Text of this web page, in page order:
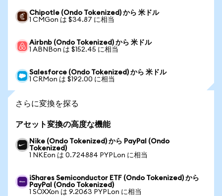
Chipotle (Ondo Tokenized) から 米ドル
1 CMGon は $34.87 に相当
Airbnb (Ondo Tokenized) から 米ドル
1 ABNBon は $152.45 に相当
Salesforce (Ondo Tokenized) から 米ドル
1 CRMon は $192.00 に相当
さらに変換を探る
アセット変換の高度な機能
Nike (Ondo Tokenized) から PayPal (Ondo
Tokenized)
1 NKEon は 0.724884 PYPLon に相当
iShares Semiconductor ETF (Ondo Tokenized) から
PayPal (Ondo Tokenized)
1 SOXXon は 9.2063 PYPLon に相当